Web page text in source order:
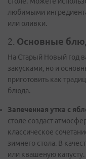
любимыми
или оливки.
2. Основные
На Старый Новый год
закусками, но и
приготовить как
блюда.
Запеченная утка с
столе создаст
классическое
зимнего стола. В
или квашеную капусту.